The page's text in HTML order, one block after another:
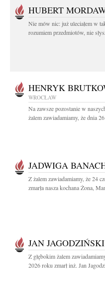
HUBERT
Nie mów nic: już uleciałem w
rozumiem przedmiotów, nie
HENRYK
WROCŁAW
Na zawsze pozostanie w
żalem zawiadamiamy, że dnia
JADWIGA
Z żalem zawiadamiamy, że 24
zmarła nasza kochana Żona,
JAN JAGODZIŃSKI
Z głębokim żalem
2026 roku zmarł inż. Jan